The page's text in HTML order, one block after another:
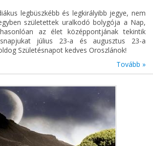
legbüszkébb és legkirályibb jegye, nem
születettek uralkodó bolygója a Nap,
az élet középpontjának tekintik
július 23-a és augusztus 23-a
Születésnapot kedves Oroszlánok!
Tovább »